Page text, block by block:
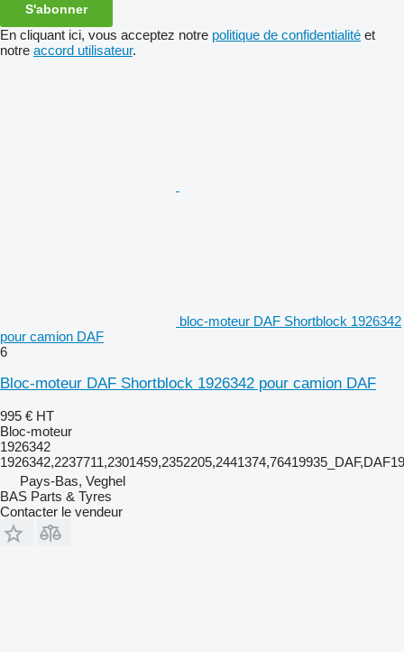
S'abonner
En cliquant ici, vous acceptez notre politique de confidentialité et
notre accord utilisateur.
bloc-moteur DAF Shortblock 1926342
pour camion DAF
6
Bloc-moteur DAF Shortblock 1926342 pour camion DAF
995 € HT
Bloc-moteur
1926342
Pays-Bas, Veghel
BAS Parts & Tyres
Contacter le vendeur